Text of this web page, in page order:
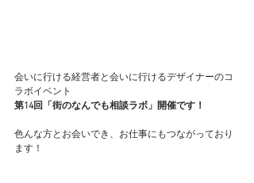
会いに行ける経営者と会いに行けるデザイナーのコ
ラボイベント
第14回「街のなんでも相談ラボ」開催です！
色んな方とお会いでき、お仕事にもつながっており
ます！